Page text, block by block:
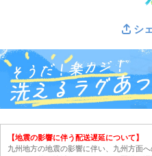
シ
【地震の影響に伴う配送遅延について】
九州地方の地震の影響に伴い、九州方面